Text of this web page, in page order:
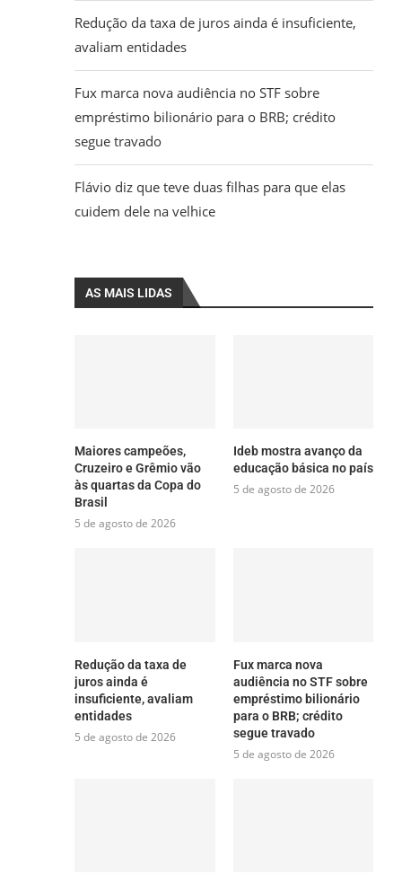
Redução da taxa de juros ainda é insuficiente,
avaliam entidades
Fux marca nova audiência no STF sobre
empréstimo bilionário para o BRB; crédito
segue travado
Flávio diz que teve duas filhas para que elas
cuidem dele na velhice
AS MAIS LIDAS
Maiores campeões,
Cruzeiro e Grêmio vão
às quartas da Copa do
Brasil
5 de agosto de 2026
Ideb mostra avanço da
educação básica no país
5 de agosto de 2026
Redução da taxa de
juros ainda é
insuficiente, avaliam
entidades
5 de agosto de 2026
Fux marca nova
audiência no STF sobre
empréstimo bilionário
para o BRB; crédito
segue travado
5 de agosto de 2026